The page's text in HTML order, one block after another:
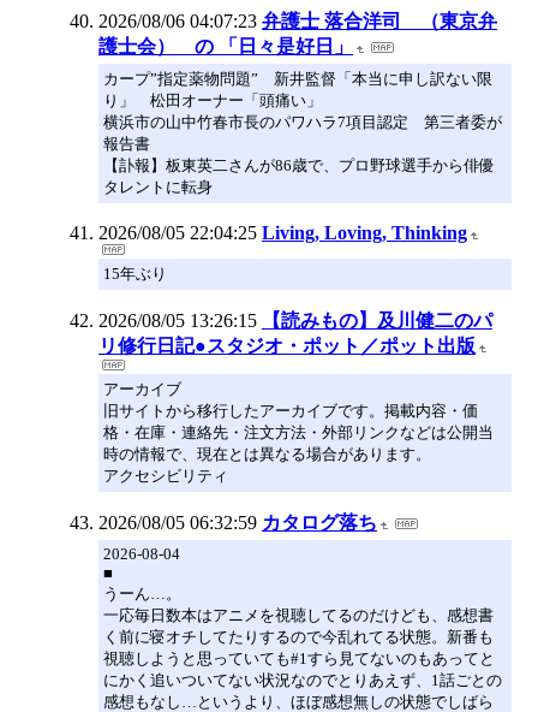
2026/08/06 04:07:23 弁護士 落合洋司 （東京弁
護士会） の 「日々是好日」
カープ”指定薬物問題” 新井監督「本当に申し訳ない限
り」 松田オーナー「頭痛い」
横浜市の山中竹春市長のパワハラ7項目認定 第三者委が
報告書
【訃報】板東英二さんが86歳で、プロ野球選手から俳優
タレントに転身
2026/08/05 22:04:25 Living, Loving, Thinking
15年ぶり
2026/08/05 13:26:15
【読みもの】及川健二のパ
リ修行日記●スタジオ・ポット／ポット出版
アーカイブ
旧サイトから移行したアーカイブです。掲載内容・価
格・在庫・連絡先・注文方法・外部リンクなどは公開当
時の情報で、現在とは異なる場合があります。
アクセシビリティ
2026/08/05 06:32:59 カタログ落ち
2026-08-04
■
うーん…。
一応毎日数本はアニメを視聴してるのだけども、感想書
く前に寝オチしてたりするので今乱れてる状態。新番も
視聴しようと思っていても#1すら見てないのもあってと
にかく追いついてない状況なのでとりあえず、1話ごとの
感想もなし…というより、ほぼ感想無しの状態でしばら